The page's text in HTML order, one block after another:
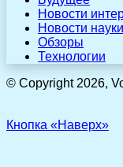
Новости
Новости науки
Обзоры
Технологии
© Copyright 2026,
Кнопка «Наверх»